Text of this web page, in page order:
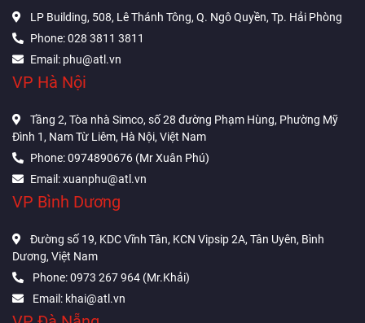
LP Building, 508, Lê Thánh Tông, Q. Ngô Quyền, Tp. Hải Phòng
Phone: 028 3811 3811
Email: phu@atl.vn
VP Hà Nội
Tầng 2, Tòa nhà Simco, số 28 đường Phạm Hùng, Phường Mỹ
Đình 1, Nam Từ Liêm, Hà Nội, Việt Nam
Phone: 0974890676 (Mr Xuân Phú)
Email: xuanphu@atl.vn
VP Bình Dương
Đường số 19, KDC Vĩnh Tân, KCN Vipsip 2A, Tân Uyên, Bình
Dương, Việt Nam
Phone: 0973 267 964 (Mr.Khải)
Email: khai@atl.vn